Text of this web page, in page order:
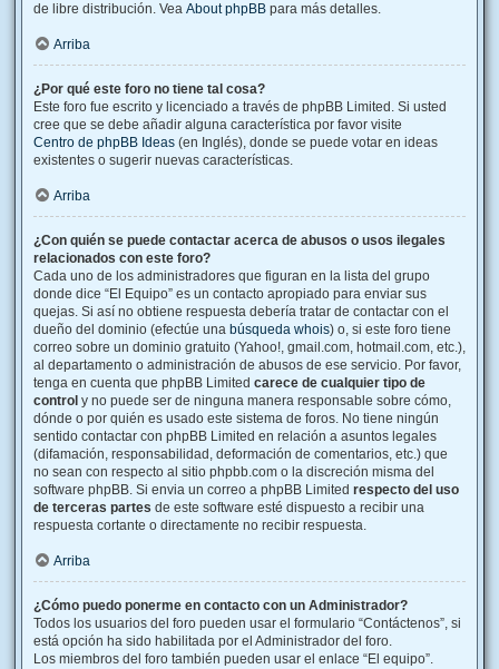
de libre distribución. Vea About phpBB para más detalles.
Arriba
¿Por qué este foro no tiene tal cosa?
Este foro fue escrito y licenciado a través de phpBB Limited. Si usted
cree que se debe añadir alguna característica por favor visite
Centro de phpBB Ideas (en Inglés), donde se puede votar en ideas
existentes o sugerir nuevas características.
Arriba
¿Con quién se puede contactar acerca de abusos o usos ilegales
relacionados con este foro?
Cada uno de los administradores que figuran en la lista del grupo
donde dice “El Equipo” es un contacto apropiado para enviar sus
quejas. Si así no obtiene respuesta debería tratar de contactar con el
dueño del dominio (efectúe una búsqueda whois) o, si este foro tiene
correo sobre un dominio gratuito (Yahoo!, gmail.com, hotmail.com, etc.),
al departamento o administración de abusos de ese servicio. Por favor,
tenga en cuenta que phpBB Limited carece de cualquier tipo de
control y no puede ser de ninguna manera responsable sobre cómo,
dónde o por quién es usado este sistema de foros. No tiene ningún
sentido contactar con phpBB Limited en relación a asuntos legales
(difamación, responsabilidad, deformación de comentarios, etc.) que
no sean con respecto al sitio phpbb.com o la discreción misma del
software phpBB. Si envia un correo a phpBB Limited respecto del uso
de terceras partes de este software esté dispuesto a recibir una
respuesta cortante o directamente no recibir respuesta.
Arriba
¿Cómo puedo ponerme en contacto con un Administrador?
Todos los usuarios del foro pueden usar el formulario “Contáctenos”, si
está opción ha sido habilitada por el Administrador del foro.
Los miembros del foro también pueden usar el enlace “El equipo”.